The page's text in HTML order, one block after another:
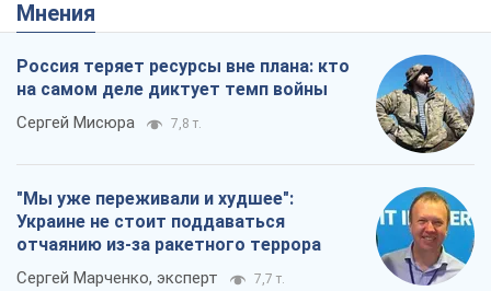
Мнения
Россия теряет ресурсы вне плана: кто
на самом деле диктует темп войны
Сергей Мисюра 7,8 т.
"Мы уже переживали и худшее":
Украине не стоит поддаваться
отчаянию из-за ракетного террора
Сергей Марченко, эксперт 7,7 т.